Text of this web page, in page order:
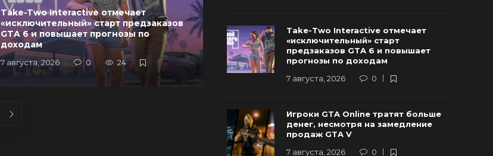
Take-Two Interactive отмечает
«исключительный» старт предзаказов
GTA 6 и повышает прогнозы по
доходам
7 августа, 2026 0 24
Новые Арт-Работы GTA 6
Опубликованы Перед Выходом
Трейлера №3
6 августа, 2026 0 93
Take-Two Interactive отмечает
«исключительный» старт
предзаказов GTA 6 и повышает
прогнозы по доходам
7 августа, 2026
0
Игроки GTA Online тратят больше
денег, несмотря на замедление
продаж GTA V
7 августа, 2026
0